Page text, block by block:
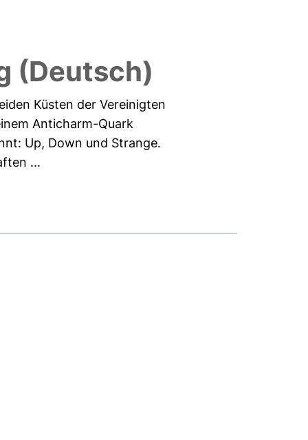
(Deutsch)
Küsten der Vereinigten
Anticharm-Quark
Up, Down und Strange.
...